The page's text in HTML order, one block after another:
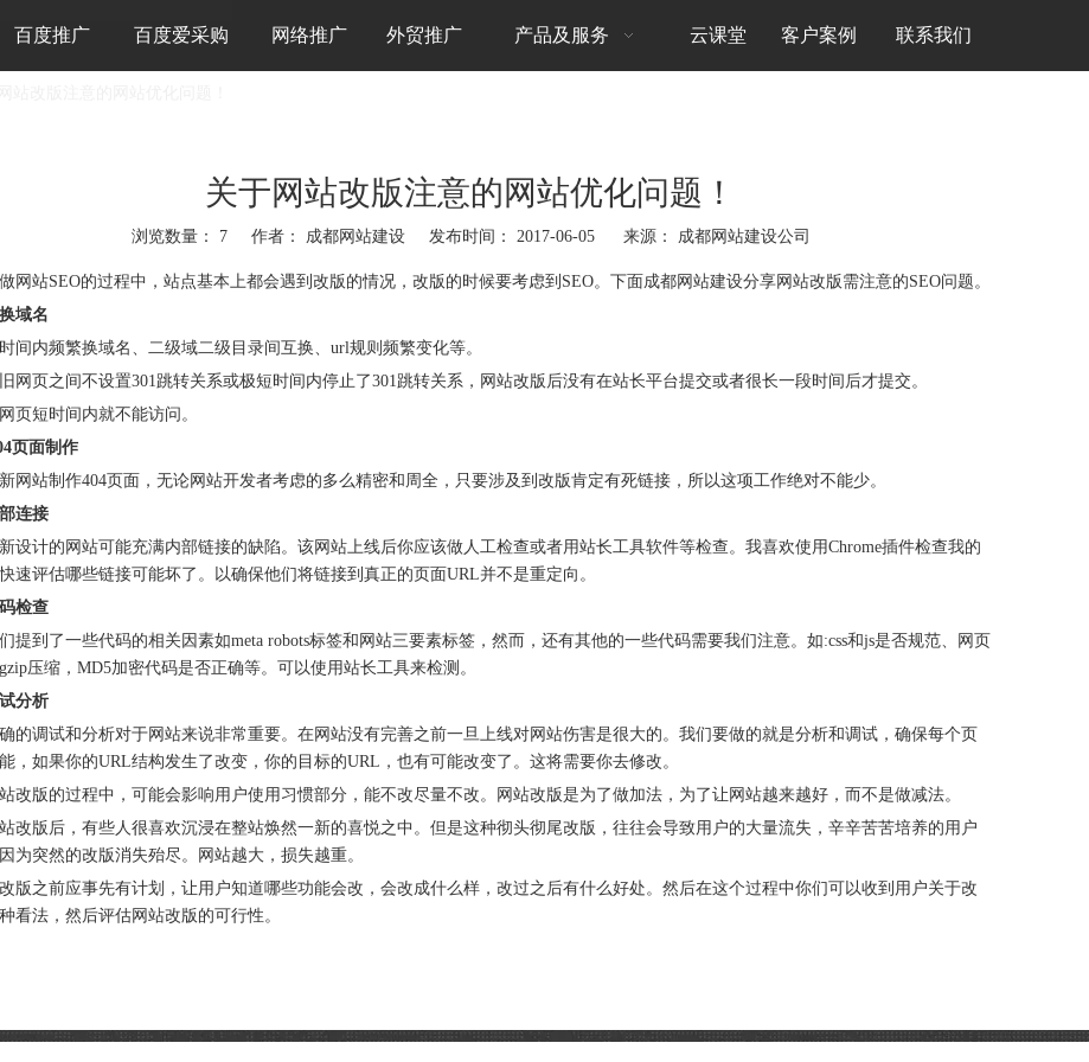
百度推广 百度爱采购 网络推广 外贸推广 产品及服务 云课堂 客户案例 联系我们
关于网站改版注意的网站优化问题！
浏览数量： 7作者： 成都网站建设 发布时间： 2017-06-05 来源： 成都网站建设公司
网站SEO的过程中，站点基本上都会遇到改版的情况，改版的时候要考虑到SEO。下面成都网站建设分享网站改版需注意的SEO问题。
域名
间内频繁换域名、二级域二级目录间互换、url规则频繁变化等。
网页之间不设置301跳转关系或极短时间内停止了301跳转关系，网站改版后没有在站长平台提交或者很长一段时间后才提交。
网页短时间内就不能访问。
页面制作
网站制作404页面，无论网站开发者考虑的多么精密和周全，只要涉及到改版肯定有死链接，所以这项工作绝对不能少。
连接
设计的网站可能充满内部链接的缺陷。该网站上线后你应该做人工检查或者用站长工具软件等检查。我喜欢使用Chrome插件检查我的
速评估哪些链接可能坏了。以确保他们将链接到真正的页面URL并不是重定向。
检查
提到了一些代码的相关因素如meta robots标签和网站三要素标签，然而，还有其他的一些代码需要我们注意。如:css和js是否规范、网页
压缩，MD5加密代码是否正确等。可以使用站长工具来检测。
分析
的调试和分析对于网站来说非常重要。在网站没有完善之前一旦上线对网站伤害是很大的。我们要做的就是分析和调试，确保每个页
，如果你的URL结构发生了改变，你的目标的URL，也有可能改变了。这将需要你去修改。
改版的过程中，可能会影响用户使用习惯部分，能不改尽量不改。网站改版是为了做加法，为了让网站越来越好，而不是做减法。
改版后，有些人很喜欢沉浸在整站焕然一新的喜悦之中。但是这种彻头彻尾改版，往往会导致用户的大量流失，辛辛苦苦培养的用户
为突然的改版消失殆尽。网站越大，损失越重。
版之前应事先有计划，让用户知道哪些功能会改，会改成什么样，改过之后有什么好处。然后在这个过程中你们可以收到用户关于改
看法，然后评估网站改版的可行性。